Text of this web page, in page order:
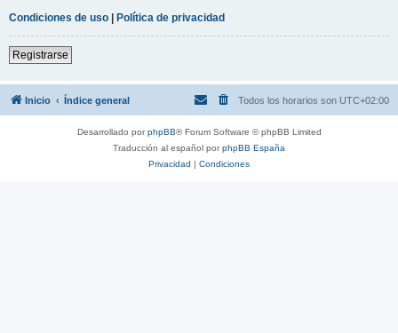
Condiciones de uso | Política de privacidad
Registrarse
Inicio Índice general Todos los horarios son UTC+02:00
Desarrollado porphpBB® Forum Software © phpBB Limited
Traducción al español porphpBB España
Privacidad | Condiciones